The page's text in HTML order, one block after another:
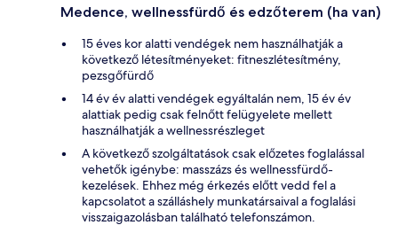
Medence, wellnessfürdő és edzőterem (ha van)
15 éves kor alatti vendégek nem használhatják a
következő létesítményeket: fitneszlétesítmény,
pezsgőfürdő
14 év év alatti vendégek egyáltalán nem, 15 év év
alattiak pedig csak felnőtt felügyelete mellett
használhatják a wellnessrészleget
A következő szolgáltatások csak előzetes foglalással
vehetők igénybe: masszázs és wellnessfürdő-
kezelések. Ehhez még érkezés előtt vedd fel a
kapcsolatot a szálláshely munkatársaival a foglalási
visszaigazolásban található telefonszámon.